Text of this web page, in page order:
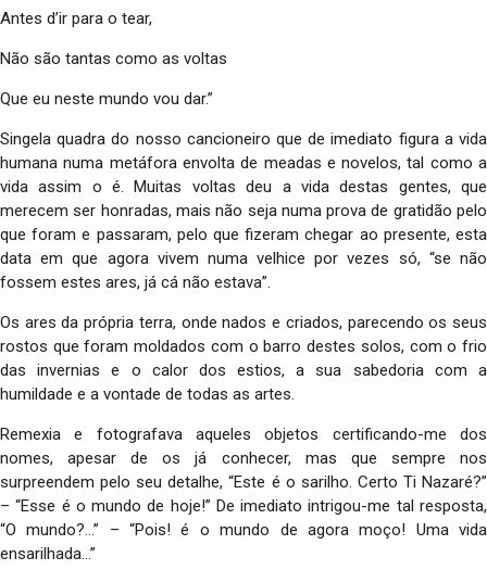
Antes d’ir para o tear,
Não são tantas como as voltas
Que eu neste mundo vou dar.”
Singela quadra do nosso cancioneiro que de imediato figura a vida
humana numa metáfora envolta de meadas e novelos, tal como a
vida assim o é. Muitas voltas deu a vida destas gentes, que
merecem ser honradas, mais não seja numa prova de gratidão pelo
que foram e passaram, pelo que fizeram chegar ao presente, esta
data em que agora vivem numa velhice por vezes só, “se não
fossem estes ares, já cá não estava”.
Os ares da própria terra, onde nados e criados, parecendo os seus
rostos que foram moldados com o barro destes solos, com o frio
das invernias e o calor dos estios, a sua sabedoria com a
humildade e a vontade de todas as artes.
Remexia e fotografava aqueles objetos certificando-me dos
nomes, apesar de os já conhecer, mas que sempre nos
surpreendem pelo seu detalhe, “Este é o sarilho. Certo Ti Nazaré?”
– “Esse é o mundo de hoje!” De imediato intrigou-me tal resposta,
“O mundo?…” – “Pois! é o mundo de agora moço! Uma vida
ensarilhada…”